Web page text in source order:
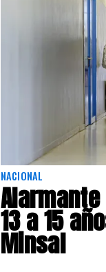
NACIONAL
13 a 15
Minsal